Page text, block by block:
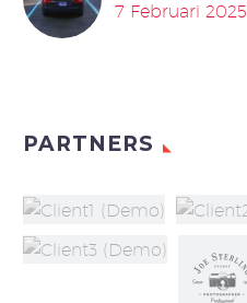
7 Februari 2025
PARTNERS